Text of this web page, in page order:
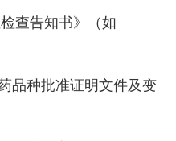
查告知书》（如
种批准证明文件及变